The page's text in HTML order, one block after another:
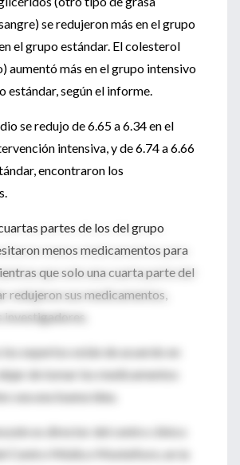
se redujeron más en el grupo
el grupo estándar. El colesterol
aumentó más en el grupo intensivo
estándar, según el informe.
se redujo de 6.65 a 6.34 en el
intensiva, y de 6.74 a 6.66
encontraron los
partes de los del grupo
menos medicamentos para
que solo una cuarta parte del
redujeron sus medicamentos,
los expertos están de acuerdo en
de tomar los medicamentos
sea una buena idea.
es director del centro clínico
Centro Médico Montefiore, en la